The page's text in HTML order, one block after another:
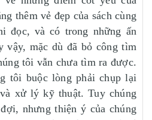
thêm vẻ đẹp của sách cùng
đọc, và có trong những ấn
vậy, mặc dù đã bỏ công tìm
tôi vẫn chưa tìm ra được.
tôi buộc lòng phải chụp lại
xử lý kỹ thuật. Tuy chúng
nhưng thiện ý của chúng